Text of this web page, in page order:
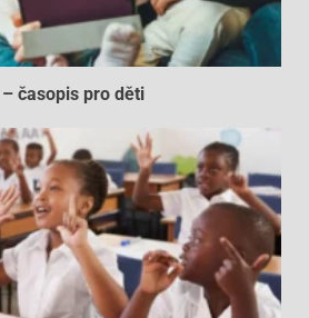
časopis pro děti